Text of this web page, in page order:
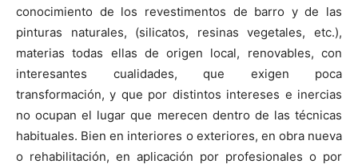
conocimiento de los revestimentos de barro y de las
pinturas naturales, (silicatos, resinas vegetales, etc.),
materias todas ellas de origen local, renovables, con
interesantes cualidades, que exigen poca
transformación, y que por distintos intereses e inercias
no ocupan el lugar que merecen dentro de las técnicas
habituales. Bien en interiores o exteriores, en obra nueva
o rehabilitación, en aplicación por profesionales o por